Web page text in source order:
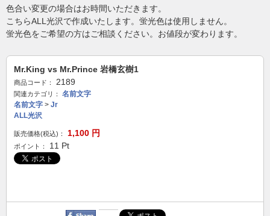
色合い変更の場合はお時間いただきます。
こちらALL光沢で作成いたします。蛍光色は使用しません。
蛍光色をご希望の方はご相談ください。お値段が変わります。
Mr.King vs Mr.Prince 岩橋玄樹1
商品コード： 2189
関連カテゴリ：
名前文字
名前文字 > Jr
ALL光沢
販売価格(税込)： 1,100 円
ポイント： 11 Pt